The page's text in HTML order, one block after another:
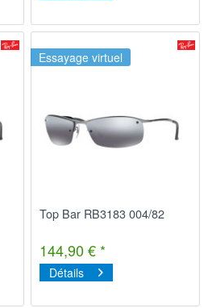
Essayage virtuel
Top Bar RB3183 004/82
144,90 € *
Détails